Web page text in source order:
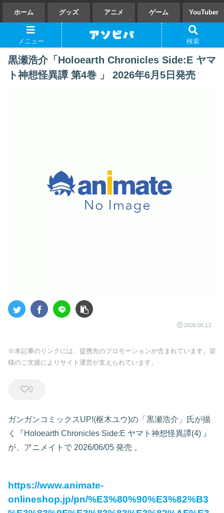
ホーム グッズ アニメ ゲーム YouTuber
黒瀬浩介「Holoearth Chronicles Side:E ヤマ
ト神想怪異譚 第4巻 」 2026年6月5日発売
2026.05.13
※本記事のリンクには、提携先のプロモーションが含まれています。皆
様のご支援によりサイト運営が支えられています。
0
ガンガンコミックスUP!(枢木ユウ)の「黒瀬浩介」氏が描
く『Holoearth Chronicles Side:E ヤマト神想怪異譚(4) 』
が、アニメイトで 2026/06/05 発売 。
https://www.animate-
onlineshop.jp/pn/%E3%80%90%E3%82%B3
メニュー 検索